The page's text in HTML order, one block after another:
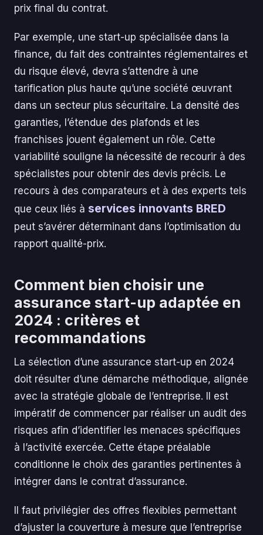
prix final du contrat.
Par exemple, une start-up spécialisée dans la
finance, du fait des contraintes réglementaires et
du risque élevé, devra s’attendre à une
tarification plus haute qu’une société œuvrant
dans un secteur plus sécuritaire. La densité des
garanties, l’étendue des plafonds et les
franchises jouent également un rôle. Cette
variabilité souligne la nécessité de recourir à des
spécialistes pour obtenir des devis précis. Le
recours à des comparateurs et à des experts tels
que ceux liés à services innovants BRED
peut s’avérer déterminant dans l’optimisation du
rapport qualité-prix.
Comment bien choisir une
assurance start-up adaptée en
2024 : critères et
recommandations
La sélection d’une assurance start-up en 2024
doit résulter d’une démarche méthodique, alignée
avec la stratégie globale de l’entreprise. Il est
impératif de commencer par réaliser un audit des
risques afin d’identifier les menaces spécifiques
à l’activité exercée. Cette étape préalable
conditionne le choix des garanties pertinentes à
intégrer dans le contrat d’assurance.
Il faut privilégier des offres flexibles permettant
d’ajuster la couverture à mesure que l’entreprise